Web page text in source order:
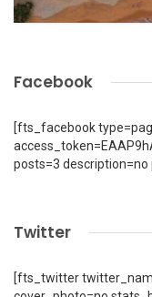
Facebook
[fts_facebook
posts=3 description=no
Twitter
[fts_twitter